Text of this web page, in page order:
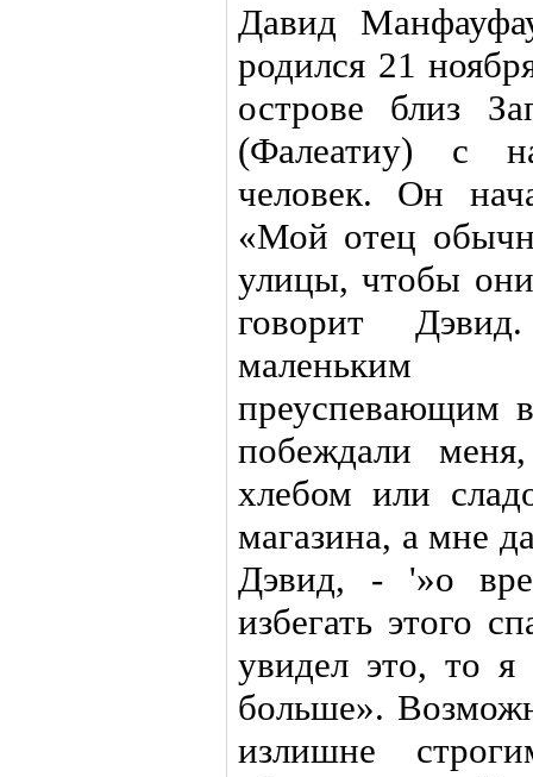
Давид
родился 21
острове близ
(Фалеатиу) с
человек. Он
«Мой отец
улицы, чтобы
говорит
маленьким
преуспевающим
побеждали
хлебом или
магазина, а мне
Дэвид, - '»о
избегать этого
увидел это, то
больше».
излишне